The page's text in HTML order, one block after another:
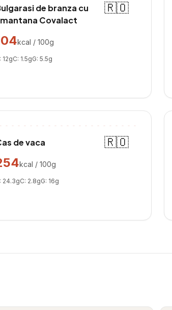
de branza cu
Covalact
🇷🇴
kcal / 100g
12gC: 1.5gG: 5.5g
de vaca
🇷🇴
kcal / 100g
24.3gC: 2.8gG: 16g